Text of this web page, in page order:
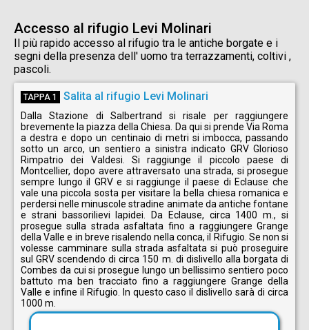
Accesso al rifugio Levi Molinari
Il più rapido accesso al rifugio tra le antiche borgate e i
segni della presenza dell' uomo tra terrazzamenti, coltivi ,
pascoli.
TAPPA 1 Salita al rifugio Levi Molinari
Dalla Stazione di Salbertrand si risale per raggiungere
brevemente la piazza della Chiesa. Da qui si prende Via Roma
a destra e dopo un centinaio di metri si imbocca, passando
sotto un arco, un sentiero a sinistra indicato GRV Glorioso
Rimpatrio dei Valdesi. Si raggiunge il piccolo paese di
Montcellier, dopo avere attraversato una strada, si prosegue
sempre lungo il GRV e si raggiunge il paese di Eclause che
vale una piccola sosta per visitare la bella chiesa romanica e
perdersi nelle minuscole stradine animate da antiche fontane
e strani bassorilievi lapidei. Da Eclause, circa 1400 m., si
prosegue sulla strada asfaltata fino a raggiungere Grange
della Valle e in breve risalendo nella conca, il Rifugio. Se non si
volesse camminare sulla strada asfaltata si può proseguire
sul GRV scendendo di circa 150 m. di dislivello alla borgata di
Combes da cui si prosegue lungo un bellissimo sentiero poco
battuto ma ben tracciato fino a raggiungere Grange della
Valle e infine il Rifugio. In questo caso il dislivello sarà di circa
1000 m.